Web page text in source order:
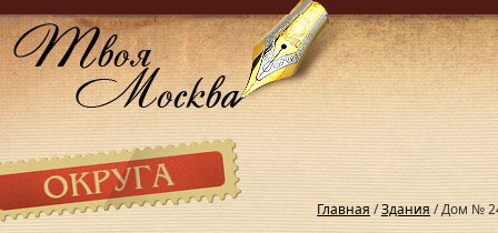
Главная /Здания/ Дом № 24